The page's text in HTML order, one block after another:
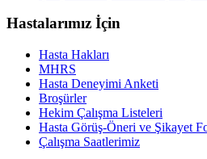
Hastalarımız İçin
Hasta Hakları
MHRS
Hasta Deneyimi Anketi
Broşürler
Hekim Çalışma Listeleri
Hasta Görüş-Öneri ve Şikayet
Çalışma Saatlerimiz